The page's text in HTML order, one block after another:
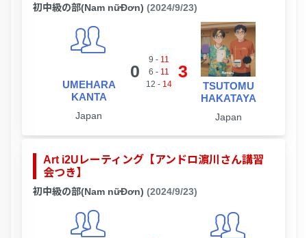
初中級の部(Nam nữĐơn) (2024/9/23)
UMEHARA
KANTA
Japan
0
9 - 11
6 - 11
12 - 14
3
TSUTOMU
HAKATAYA
Japan
Art i2Uレーティング【アンドロ濵川さん講習
会つき】
初中級の部(Nam nữĐơn) (2024/9/23)